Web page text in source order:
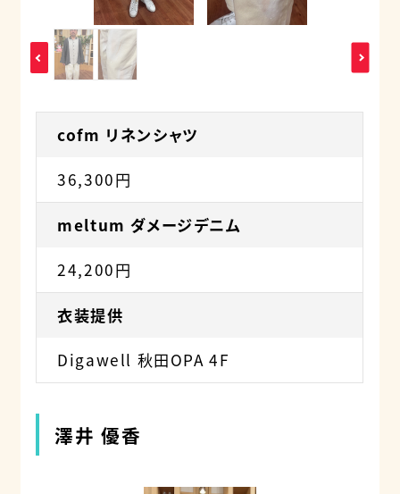
cofm リネンシャツ
36,300円
meltum ダメージデニム
24,200円
衣装提供
Digawell 秋田OPA 4F
澤井 優香